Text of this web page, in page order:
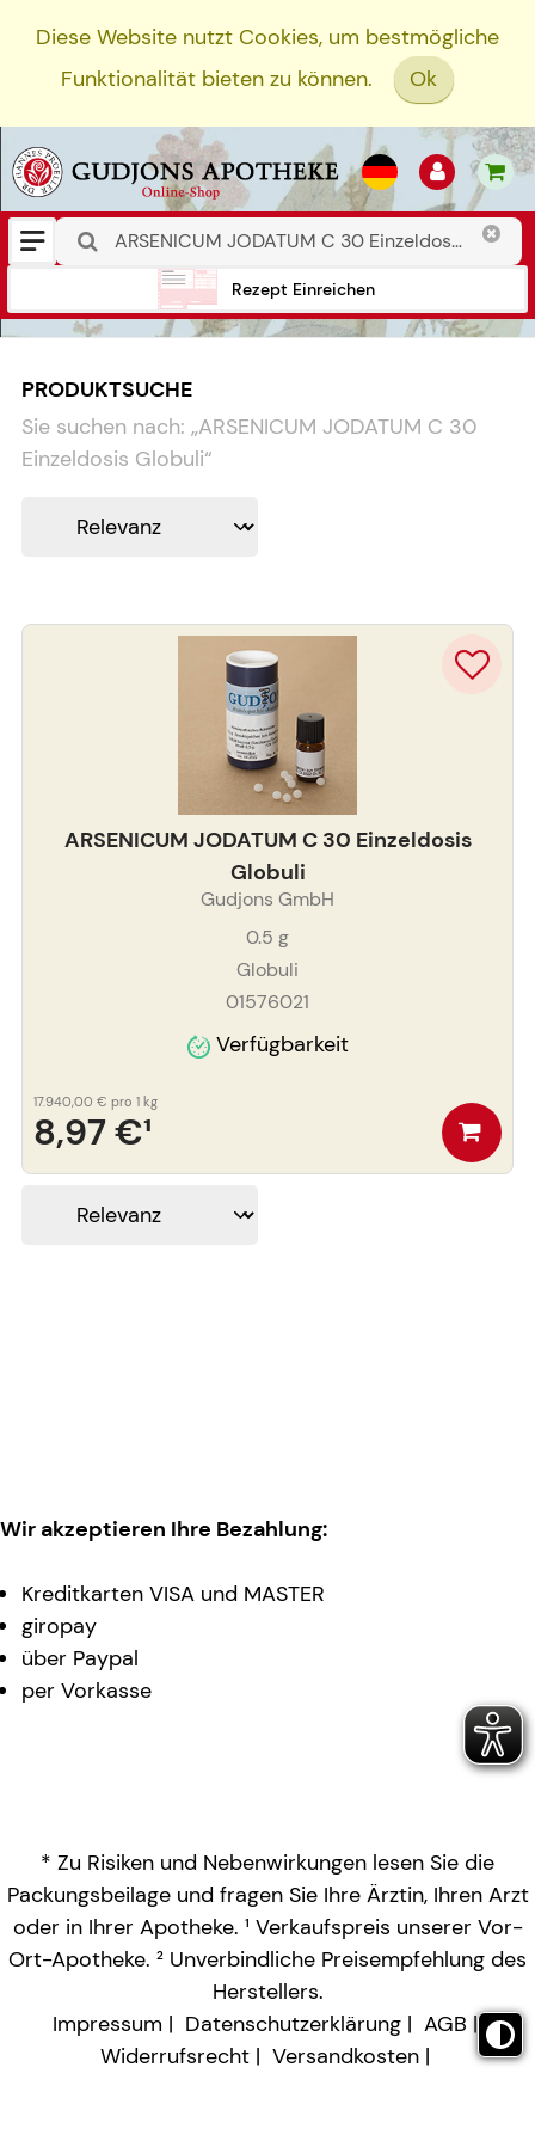
Diese Website nutzt Cookies, um bestmögliche
Funktionalität bieten zu können.
Ok
Rezept Einreichen
PRODUKTSUCHE
Sie suchen nach: „ARSENICUM JODATUM C 30
Einzeldosis Globuli“
ARSENICUM JODATUM C 30 Einzeldosis
Globuli
Gudjons GmbH
0.5 g
Globuli
01576021
Verfügbarkeit
8,97 €¹
17.940,00 € pro 1 kg
Wir akzeptieren Ihre Bezahlung:
Kreditkarten VISA und MASTER
giropay
über Paypal
per Vorkasse
* Zu Risiken und Nebenwirkungen lesen Sie die
Packungsbeilage und fragen Sie Ihre Ärztin, Ihren Arzt
oder in Ihrer Apotheke. ¹ Verkaufspreis unserer Vor-
Ort-Apotheke. ² Unverbindliche Preisempfehlung des
Herstellers.
Impressum
Datenschutzerklärung
AGB
Widerrufsrecht
Versandkosten